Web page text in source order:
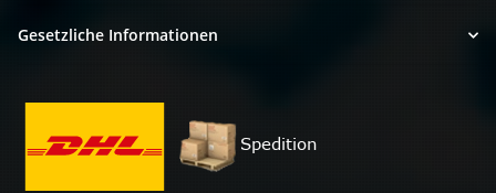
Gesetzliche Informationen